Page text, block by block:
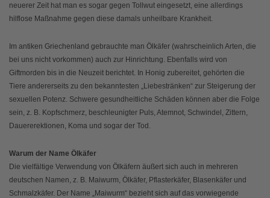
neuerer Zeit hat man es sogar gegen Tollwut eingesetzt, eine allerdings
hilflose Maßnahme gegen diese damals unheilbare Krankheit.
Im antiken Griechenland gebrauchte man Ölkäfer (wahrscheinlich Arten, die
bei uns nicht vorkommen) auch zur Hinrichtung. Ebenfalls wird von
Giftmorden bis in die Neuzeit berichtet. In Honig zubereitet, gehörten die
Tiere andererseits zu den bekanntesten „Liebestränken“ zur Steigerung der
sexuellen Potenz. Schwere gesundheitliche Schäden können aber die Folge
sein, z. B. Kopfschmerz, beschleunigter Puls, Atemnot, Schwindel, Zittern,
Dauererektionen, Koma und sogar der Tod.
Warum der Name Ölkäfer
Die vielfältige Verwendung von Ölkäfern äußert sich auch in mehreren
deutschen Namen, z. B. Maiwurm, Ölkäfer, Pflasterkäfer, Blasenkäfer und
Schmalzkäfer. Der Name „Maiwurm“ bezieht sich auf das vorwiegende